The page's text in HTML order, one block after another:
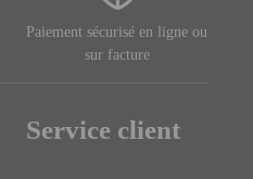
Paiement sécurisé en ligne ou
sur facture
Service client